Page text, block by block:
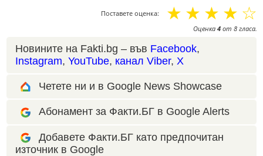
Поставете оценка: ☆
☆
☆
☆
☆
Оценка 4 от 8 гласа.
Новините на Fakti.bg – във Facebook,
Instagram, YouTube, канал Viber, X
Четете ни и в Google News Showcase
Абонамент за Факти.БГ в Google Alerts
Добавете Факти.БГ като предпочитан
източник в Google